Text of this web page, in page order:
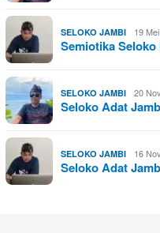
SELOKO JAMBI 19
Semiotika
SELOKO JAMBI 20
Seloko Adat
SELOKO JAMBI 16
Seloko Adat